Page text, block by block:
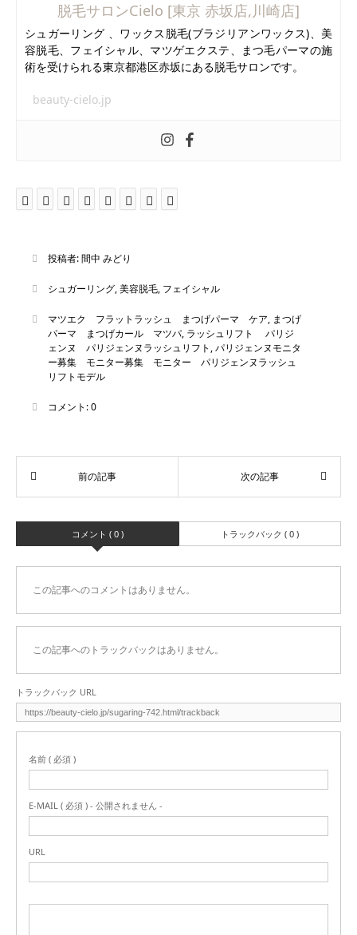
脱毛サロンCielo [東京 赤坂店,川崎店]
シュガーリング 、ワックス脱毛(ブラジリアンワックス)、美
容脱毛、フェイシャル、マツゲエクステ、まつ毛パーマの施
術を受けられる東京都港区赤坂にある脱毛サロンです。
beauty-cielo.jp
投稿者:間中 みどり
シュガーリング,美容脱毛, フェイシャル
マツエク フラットラッシュ まつげパーマ ケア, まつげ
パーマ まつげカール マツパ, ラッシュリフト パリジ
ェンヌ パリジェンヌラッシュリフト ,パリジェンヌモニタ
ー募集 モニター募集 モニター パリジェンヌラッシュ
リフトモデル
コメント:0
コメント ( 0 ) トラックバック ( 0 )
この記事へのコメントはありません。
この記事へのトラックバックはありません。
トラックバック URL
名前 ( 必須 )
E-MAIL ( 必須 ) - 公開されません -
URL